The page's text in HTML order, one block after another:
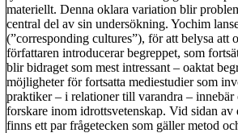
materiellt. Denna oklara variation blir
central del av sin undersökning. Yochim
(”corresponding cultures”), för att belysa
författaren introducerar begreppet, som
blir bidraget som mest intressant – oaktat
möjligheter för fortsatta mediestudier som
praktiker – i relationer till varandra –
forskare inom idrottsvetenskap. Vid sidan
finns ett par frågetecken som gäller metod